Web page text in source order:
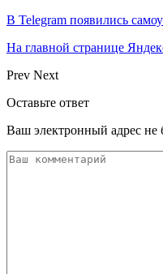
В Telegram появились
На главной странице
Prev Next
Оставьте ответ
Ваш электронный адрес не